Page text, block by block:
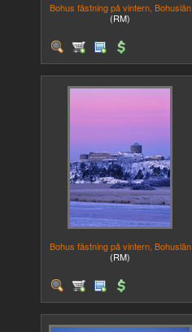
Bohus fästning på vintern, Bohuslän
(RM)
Bohus fästning på vintern, Bohuslän
(RM)